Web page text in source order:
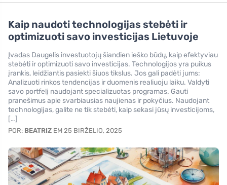
Kaip naudoti technologijas stebėti ir
optimizuoti savo investicijas Lietuvoje
Įvadas Daugelis investuotojų šiandien ieško būdų, kaip efektyviau
stebėti ir optimizuoti savo investicijas. Technologijos yra puikus
įrankis, leidžiantis pasiekti šiuos tikslus. Jos gali padėti jums:
Analizuoti rinkos tendencijas ir duomenis realiuoju laiku. Valdyti
savo portfelį naudojant specializuotas programas. Gauti
pranešimus apie svarbiausias naujienas ir pokyčius. Naudojant
technologijas, galite ne tik stebėti, kaip sekasi jūsų investicijoms,
[…]
POR: BEATRIZ EM 25 BIRŽELIO, 2025